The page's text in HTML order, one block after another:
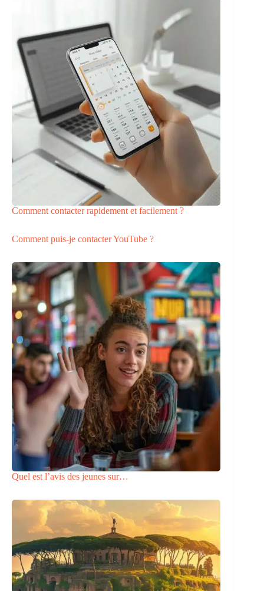
Comment contacter rapidement et facilement ?
Comment puis-je contacter YouTube ?
Quel est l’avis des jeunes sur…